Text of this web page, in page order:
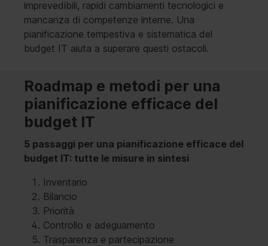
imprevedibili, rapidi cambiamenti tecnologici e
mancanza di competenze interne. Una
pianificazione tempestiva e sistematica del
budget IT aiuta a superare questi ostacoli.
Roadmap e metodi per una
pianificazione efficace del
budget IT
5 passaggi per una pianificazione efficace del
budget IT: tutte le misure in sintesi
Inventario
Bilancio
Priorità
Controllo e adeguamento
Trasparenza e partecipazione